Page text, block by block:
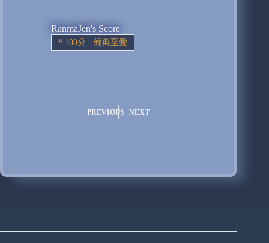
RanmaJen's Score
#100分 - 經典至愛
PREVIOUS NEXT